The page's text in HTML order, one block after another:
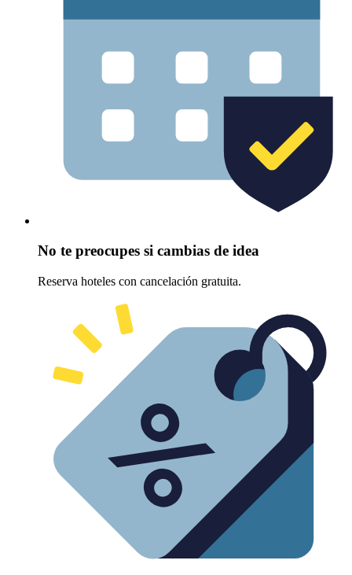
No te preocupes si cambias de idea
Reserva hoteles con cancelación gratuita.